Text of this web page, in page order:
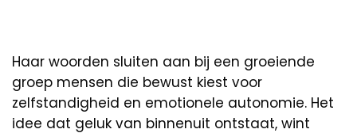
Haar woorden sluiten aan bij een groeiende
groep mensen die bewust kiest voor
zelfstandigheid en emotionele autonomie. Het
idee dat geluk van binnenuit ontstaat, wint